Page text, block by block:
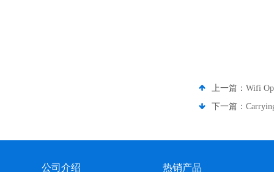
上一篇： Wifi
下一篇：
公司介绍 热销产品